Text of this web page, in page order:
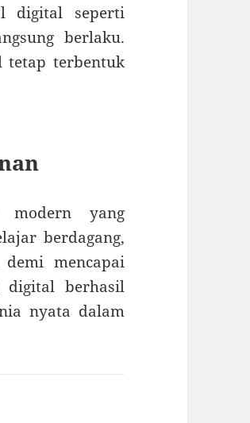
digital seperti
berlaku.
tetap terbentuk
modern yang
berdagang,
mencapai
berhasil
nyata dalam